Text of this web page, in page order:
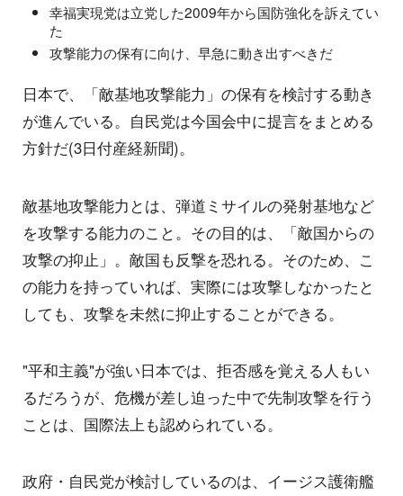
幸福実現党は立党した2009年から国防強化を訴えてい
た
攻撃能力の保有に向け、早急に動き出すべきだ
日本で、「敵基地攻撃能力」の保有を検討する動き
が進んでいる。自民党は今国会中に提言をまとめる
方針だ(3日付産経新聞)。
敵基地攻撃能力とは、弾道ミサイルの発射基地など
を攻撃する能力のこと。その目的は、「敵国からの
攻撃の抑止」。敵国も反撃を恐れる。そのため、こ
の能力を持っていれば、実際には攻撃しなかったと
しても、攻撃を未然に抑止することができる。
"平和主義"が強い日本では、拒否感を覚える人もい
るだろうが、危機が差し迫った中で先制攻撃を行う
ことは、国際法上も認められている。
政府・自民党が検討しているのは、イージス護衛艦